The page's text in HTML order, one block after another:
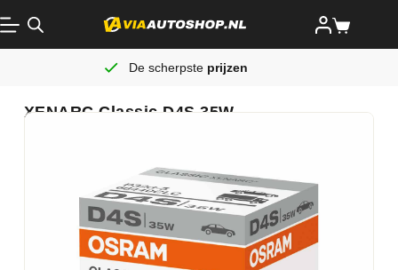
De scherpste prijzen
XENARC Classic D4S 35W